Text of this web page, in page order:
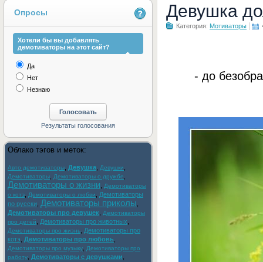
Девушка
Категория: Мотиваторы
- до
Опросы
Хотели бы вы добавлять
демотиваторы на этот сайт?
Да
Нет
Незнаю
Облако тэгов и меток:
Авто демотиваторы Девушка Девушки
Демотиваторы Демотиваторы о дружбе
Демотиваторы о жизни
Демотиваторы
о котэ
Демотиваторы о любви
Демотиваторы
по русски Демотиваторы приколы
Демотиваторы про девушек
Демотиваторы
про детей
Демотиваторы про животных
Демотиваторы про жизнь
Демотиваторы про
котэ
Демотиваторы про любовь
Демотиваторы про музыку
Демотиваторы про
работу
Демотиваторы с девушками